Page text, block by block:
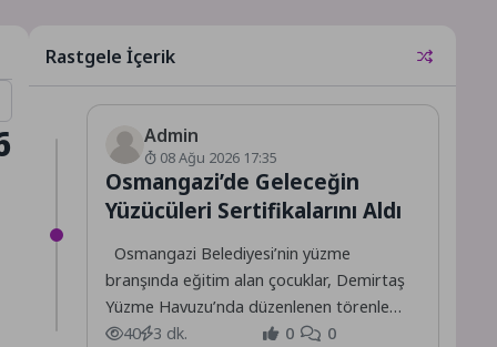
Rastgele İçerik
Admin
08 Ağu 2026 17:35
Osmangazi’de Geleceğin
Yüzücüleri Sertifikalarını Aldı
Osmangazi Belediyesi’nin yüzme
branşında eğitim alan çocuklar, Demirtaş
Yüzme Havuzu’nda düzenlenen törenle
sertifikalarını alarak büyük bir mutluluk
40 3 dk. 0 0